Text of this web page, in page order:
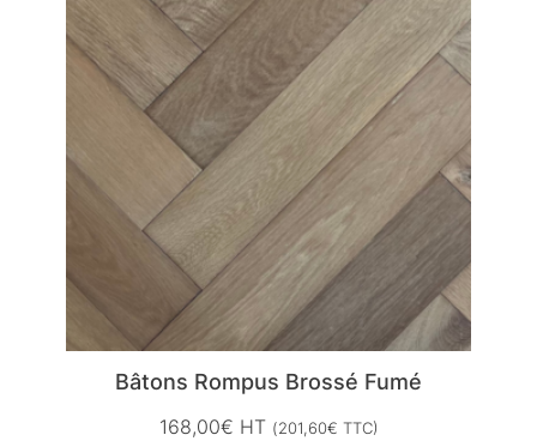
Bâtons Rompus Brossé Fumé
168,00€ HT (201,60€ TTC)